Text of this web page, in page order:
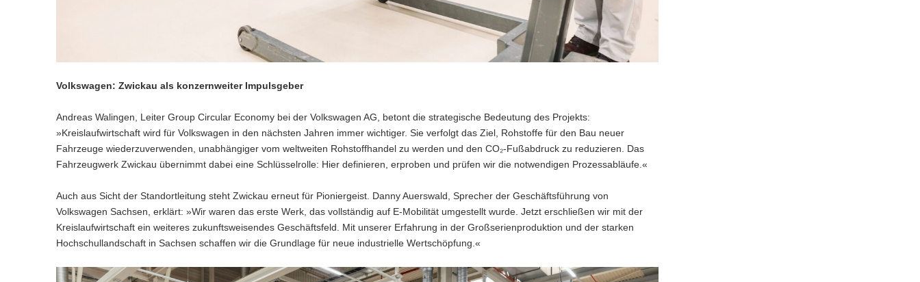
Volkswagen: Zwickau als konzernweiter Impulsgeber
Andreas Walingen, Leiter Group Circular Economy bei der Volkswagen AG, betont die strategische Bedeutung des Projekts:
»Kreislaufwirtschaft wird für Volkswagen in den nächsten Jahren immer wichtiger. Sie verfolgt das Ziel, Rohstoffe für den Bau neuer
Fahrzeuge wiederzuverwenden, unabhängiger vom weltweiten Rohstoffhandel zu werden und den CO₂-Fußabdruck zu reduzieren. Das
Fahrzeugwerk Zwickau übernimmt dabei eine Schlüsselrolle: Hier definieren, erproben und prüfen wir die notwendigen Prozessabläufe.«
Auch aus Sicht der Standortleitung steht Zwickau erneut für Pioniergeist. Danny Auerswald, Sprecher der Geschäftsführung von
Volkswagen Sachsen, erklärt: »Wir waren das erste Werk, das vollständig auf E-Mobilität umgestellt wurde. Jetzt erschließen wir mit der
Kreislaufwirtschaft ein weiteres zukunftsweisendes Geschäftsfeld. Mit unserer Erfahrung in der Großserienproduktion und der starken
Hochschullandschaft in Sachsen schaffen wir die Grundlage für neue industrielle Wertschöpfung.«